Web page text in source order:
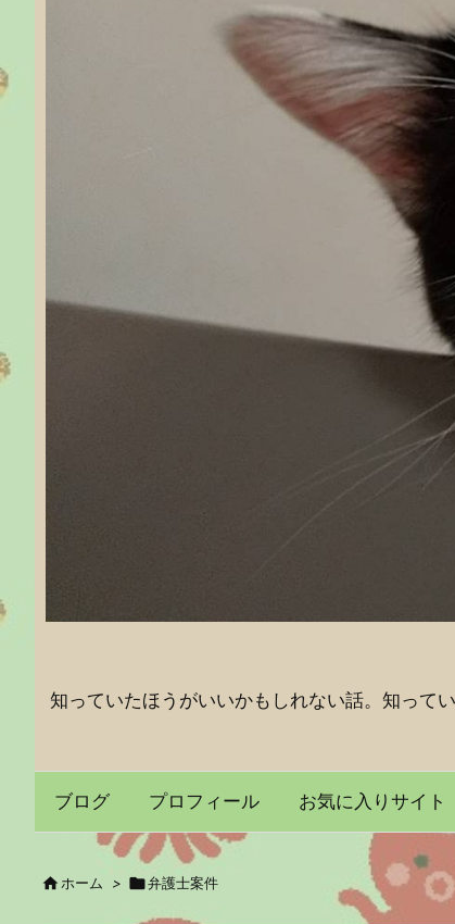
知っていたほうがいいかもしれない話。知って
ブログ プロフィール お気に入りサイト
ホーム > 弁護士案件